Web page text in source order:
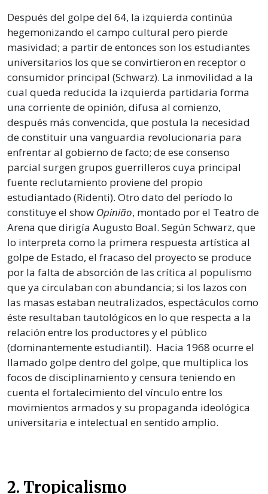
Después del golpe del 64, la izquierda continúa
hegemonizando el campo cultural pero pierde
masividad; a partir de entonces son los estudiantes
universitarios los que se convirtieron en receptor o
consumidor principal (Schwarz). La inmovilidad a la
cual queda reducida la izquierda partidaria forma
una corriente de opinión, difusa al comienzo,
después más convencida, que postula la necesidad
de constituir una vanguardia revolucionaria para
enfrentar al gobierno de facto; de ese consenso
parcial surgen grupos guerrilleros cuya principal
fuente reclutamiento proviene del propio
estudiantado (Ridenti). Otro dato del período lo
constituye el show Opinião, montado por el Teatro de
Arena que dirigía Augusto Boal. Según Schwarz, que
lo interpreta como la primera respuesta artística al
golpe de Estado, el fracaso del proyecto se produce
por la falta de absorción de las crítica al populismo
que ya circulaban con abundancia; si los lazos con
las masas estaban neutralizados, espectáculos como
éste resultaban tautológicos en lo que respecta a la
relación entre los productores y el público
(dominantemente estudiantil). Hacia 1968 ocurre el
llamado golpe dentro del golpe, que multiplica los
focos de disciplinamiento y censura teniendo en
cuenta el fortalecimiento del vínculo entre los
movimientos armados y su propaganda ideológica
universitaria e intelectual en sentido amplio.
2. Tropicalismo